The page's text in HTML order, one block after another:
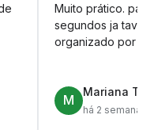
Muito prático.
segundos ja tava
organizado por
M
Mariana T.
há 2 semanas